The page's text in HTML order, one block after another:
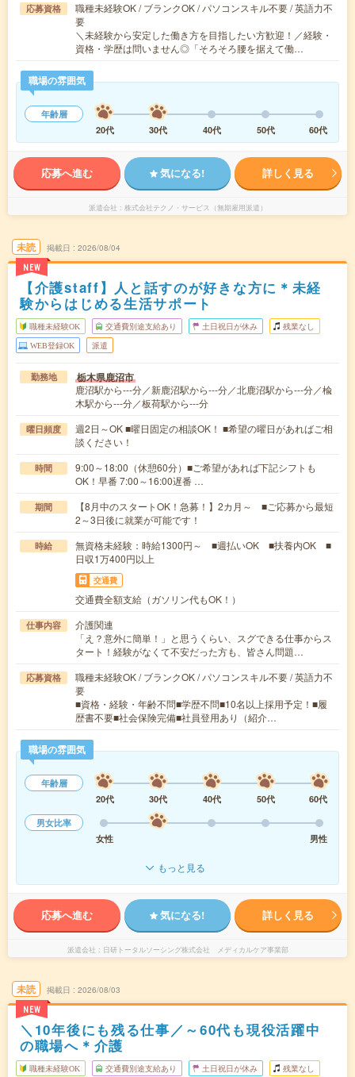
応募資格
職種未経験OK / ブランクOK / パソコンスキル不要 / 英語力不
要
＼未経験から安定した働き方を目指したい方歓迎！／経験・
資格・学歴は問いません◎「そろそろ腰を据えて働…
職場の雰囲気
年齢層
20代
30代 40代 50代 60代
応募へ進む 気になる! 詳しく見る
派遣会社 株式会社テクノ・サービス（無期雇用派遣）
未読
NEW
掲載日 2026/08/04
【介護staff】人と話すのが好きな方に＊未経
験からはじめる生活サポート
職種未経験OK 交通費別途支給あり 土日祝日が休み 残業なし
WEB登録OK 派遣
勤務地 栃木県鹿沼市
鹿沼駅から---分／新鹿沼駅から---分／北鹿沼駅から---分／楡
木駅から---分／板荷駅から---分
曜日頻度
週2日～OK ■曜日固定の相談OK！ ■希望の曜日があればご相
談ください！
時間
9:00～18:00（休憩60分）■ご希望があれば下記シフトも
OK！早番 7:00～16:00遅番 …
期間
【8月中のスタートOK！急募！】2カ月～ ■ご応募から最短
2～3日後に就業が可能です！
時給
無資格未経験：時給1300円～ ■週払いOK ■扶養内OK ■
日収1万400円以上
交通費
交通費全額支給（ガソリン代もOK！）
仕事内容
介護関連
「え？意外に簡単！」と思うくらい、スグできる仕事からス
タート！経験がなくて不安だった方も、皆さん問題…
応募資格
職種未経験OK / ブランクOK / パソコンスキル不要 / 英語力不
要
■資格・経験・年齢不問■学歴不問■10名以上採用予定！■履
歴書不要■社会保険完備■社員登用あり（紹介…
職場の雰囲気
年齢層
20代
30代 40代 50代
60代
男女比率
女性
男性
もっと見る
応募へ進む 気になる! 詳しく見る
派遣会社 日研トータルソーシング株式会社 メディカルケア事業部
未読
NEW
掲載日 2026/08/03
＼10年後にも残る仕事／～60代も現役活躍中
の職場へ＊介護
職種未経験OK 交通費別途支給あり 土日祝日が休み 残業なし